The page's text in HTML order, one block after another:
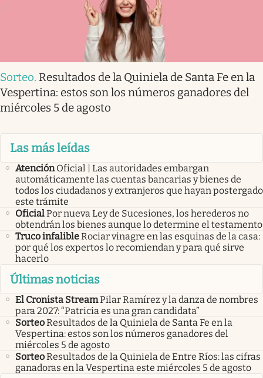
Sorteo. Resultados de la Quiniela de Santa Fe en la
Vespertina: estos son los números ganadores del
miércoles 5 de agosto
Las más leídas
Atención Oficial | Las autoridades embargan
automáticamente las cuentas bancarias y bienes de
todos los ciudadanos y extranjeros que hayan postergado
este trámite
OficialPor nueva Ley de Sucesiones, los herederos no
obtendrán los bienes aunque lo determine el testamento
Truco infalibleRociar vinagre en las esquinas de la casa:
por qué los expertos lo recomiendan y para qué sirve
hacerlo
Últimas noticias
El Cronista StreamPilar Ramírez y la danza de nombres
para 2027: “Patricia es una gran candidata”
SorteoResultados de la Quiniela de Santa Fe en la
Vespertina: estos son los números ganadores del
miércoles 5 de agosto
SorteoResultados de la Quiniela de Entre Ríos: las cifras
ganadoras en la Vespertina este miércoles 5 de agosto